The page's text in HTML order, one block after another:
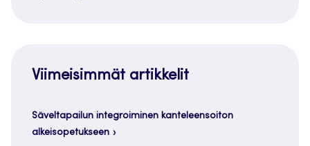
Viimeisimmät artikkelit
Säveltapailun integroiminen kanteleensoiton
alkeisopetukseen